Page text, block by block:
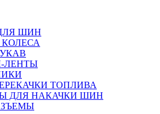
ШИН
ЛЕНТЫ
ТОПЛИВА
ДЛЯ НАКАЧКИ ШИН